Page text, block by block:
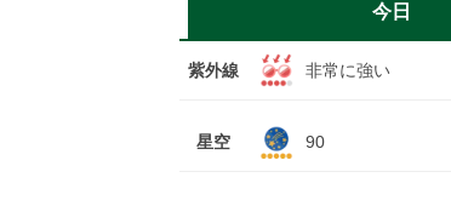
今日
紫外線 非常に強い
星空 90